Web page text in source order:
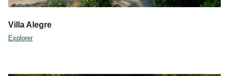
Villa Alegre
Explorer